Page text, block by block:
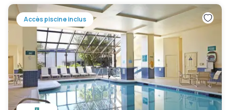
Accès piscine inclus